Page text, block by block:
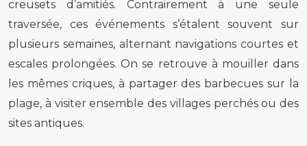
creusets d’amitiés. Contrairement à une seule
traversée, ces événements s’étalent souvent sur
plusieurs semaines, alternant navigations courtes et
escales prolongées. On se retrouve à mouiller dans
les mêmes criques, à partager des barbecues sur la
plage, à visiter ensemble des villages perchés ou des
sites antiques.